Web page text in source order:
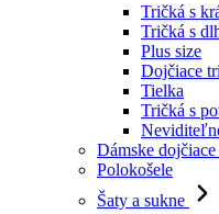
Tričká s
Tričká s
Plus size
Dojčiace
Tielka
Tričká s
Dámske
Polokošele
Šaty a sukne